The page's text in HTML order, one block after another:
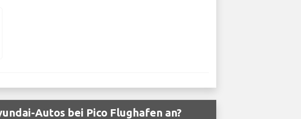
Autos bei Pico Flughafen an?